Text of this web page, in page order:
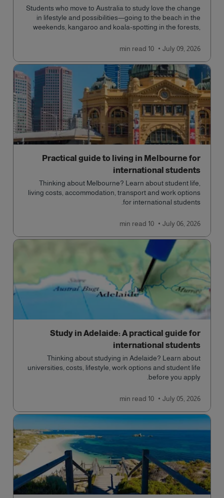
Students who move to Australia to study love the change
in lifestyle and possibilities—going to the beach in the
weekends, kangaroo and koala-spotting in the forests,
traffic and a high standard of living.
July 09, 2026
10 min
read
Practical guide to living in Melbourne for
international students
Thinking about Melbourne? Learn about student life,
living costs, accommodation, transport and work options
for international students.
July 06, 2026
10 min
read
Study in Adelaide: A practical guide for
international students
Thinking about studying in Adelaide? Learn about
universities, costs, lifestyle, work options and student life
before you apply.
July 05, 2026
10 min
read